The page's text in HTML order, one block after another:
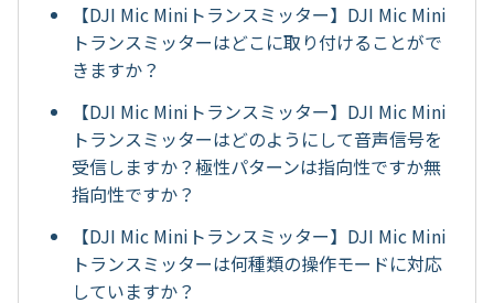
【DJI Mic Miniトランスミッター】DJI Mic Mini
トランスミッターはどこに取り付けることがで
きますか？
【DJI Mic Miniトランスミッター】DJI Mic Mini
トランスミッターはどのようにして音声信号を
受信しますか？極性パターンは指向性ですか無
指向性ですか？
【DJI Mic Miniトランスミッター】DJI Mic Mini
トランスミッターは何種類の操作モードに対応
していますか？